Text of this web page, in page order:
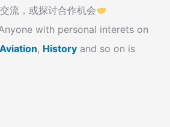
流，或探讨合作机会
with personal interets on
Aviation, History and so on is